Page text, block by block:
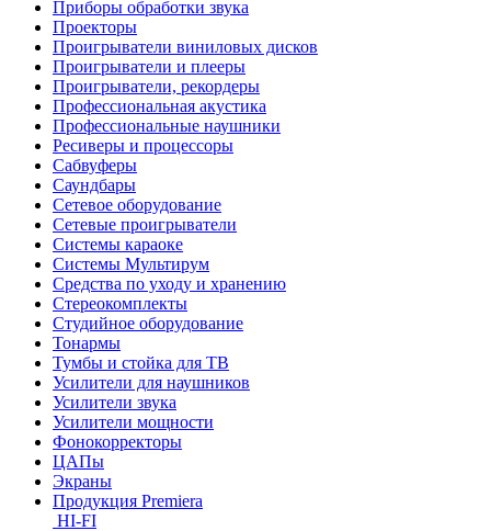
Приборы обработки звука
Проекторы
Проигрыватели виниловых дисков
Проигрыватели и плееры
Проигрыватели, рекордеры
Профессиональная акустика
Профессиональные наушники
Ресиверы и процессоры
Сабвуферы
Саундбары
Сетевое оборудование
Сетевые проигрыватели
Системы караоке
Системы Мультирум
Средства по уходу и хранению
Стереокомплекты
Студийное оборудование
Тонармы
Тумбы и стойка для ТВ
Усилители для наушников
Усилители звука
Усилители мощности
Фонокорректоры
ЦАПы
Экраны
Продукция Premiera
HI-FI